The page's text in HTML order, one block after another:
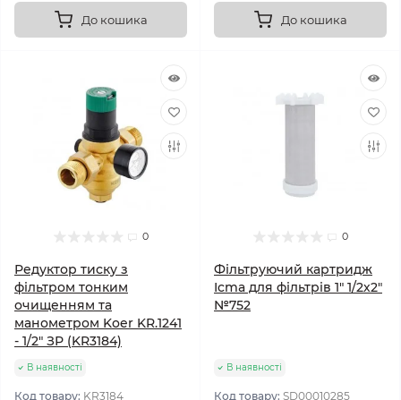
До кошика До кошика
0
Редуктор тиску з
фільтром тонким
очищенням та
манометром Koer KR.1241
- 1/2" ЗР (KR3184)
В наявності
Код товару: KR3184
0
Фільтруючий картридж
Icma для фільтрів 1" 1/2х2"
№752
В наявності
Код товару: SD00010285